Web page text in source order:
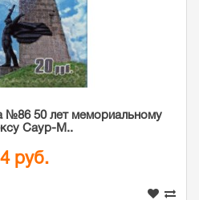
№86 50 лет мемориальному
Саур-М..
руб.